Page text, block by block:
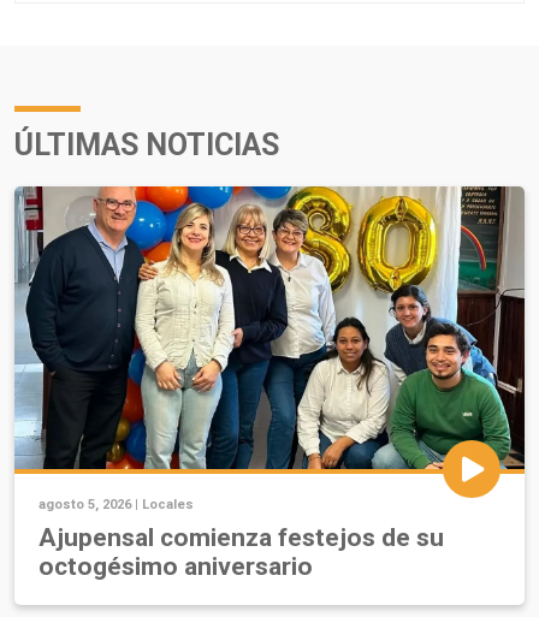
ÚLTIMAS NOTICIAS
agosto 5, 2026 | Locales
Ajupensal comienza festejos de su
octogésimo aniversario